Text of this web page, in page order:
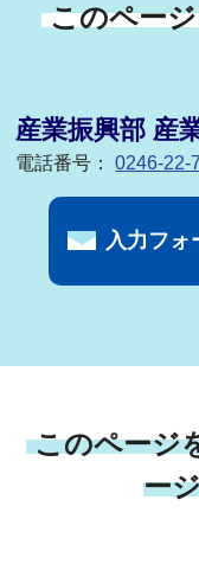
このペー
産業振興部 産
電話番号：0246-22-
入力フォ
このページ
ー